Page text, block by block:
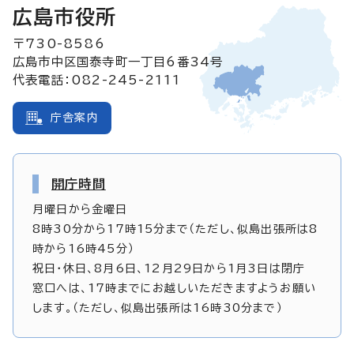
広島市役所
〒730-8586
広島市中区国泰寺町一丁目6番34号
代表電話：082-245-2111
庁舎案内
開庁時間
月曜日から金曜日
8時30分から17時15分まで（ただし、似島出張所は8
時から16時45分）
祝日・休日、8月6日、12月29日から1月3日は閉庁
窓口へは、17時までにお越しいただきますようお願い
します。（ただし、似島出張所は16時30分まで）